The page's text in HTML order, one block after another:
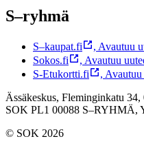
S–ryhmä
S–kaupat.fi , Avautuu
Sokos.fi
, Avautuu
S-Etukortti.fi
, Avautuu
Ässäkeskus, Fleminginkatu
SOK PL1 00088 S–RYHMÄ,
© SOK 2026